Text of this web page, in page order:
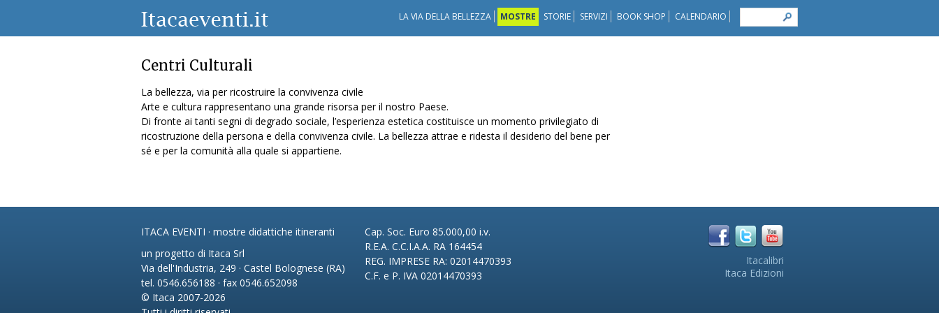
LA VIA DELLA BELLEZZA MOSTRE STORIE SERVIZI BOOK SHOP CALENDARIO
Centri Culturali
La bellezza, via per ricostruire la convivenza civile
Arte e cultura rappresentano una grande risorsa per il nostro Paese.
Di fronte ai tanti segni di degrado sociale, l’esperienza estetica costituisce un momento privilegiato di
ricostruzione della persona e della convivenza civile. La bellezza attrae e ridesta il desiderio del bene per
sé e per la comunità alla quale si appartiene.
ITACA EVENTI · mostre didattiche itineranti
un progetto di Itaca Srl
Via dell'Industria, 249 · Castel Bolognese (RA)
tel. 0546.656188 · fax 0546.652098
© Itaca 2007-2026
Cap. Soc. Euro 85.000,00 i.v.
R.E.A. C.C.I.A.A. RA 164454
REG. IMPRESE RA: 02014470393
C.F. e P. IVA 02014470393
Itacalibri
Itaca Edizioni